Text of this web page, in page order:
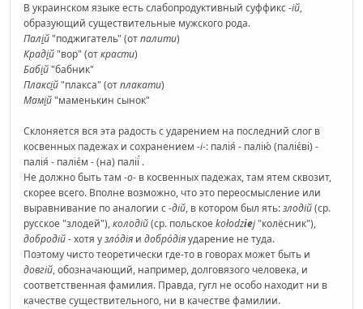
В украинском языке есть слабопродуктивный суффикс-ій,
образующий существительные мужского рода.
Палій"поджигатель" (отпалити)
Крадій"вор" (открасти)
Бабій"бабник"
Плаксій"плакса" (отплакати)
Мамій"маменькин сынок"
Склоняется вся эта радость с ударением на последний слог в
косвенных падежах и сохранением -і-: палія́ - палію́ (паліє́ві) -
палія́ - паліє́м - (на) палії́ .
Не должно быть там -о- в косвенных падежах, там ятем сквозит,
скорее всего. Вполне возможно, что это переосмысление или
выравнивание по аналогии с-дій, в котором был ять:злодій(ср.
русское "злодей"),колодій(ср. польское kołodziej"колёсник"),
добродій- хотя узло́дія и добро́діяударение не туда.
Поэтому чисто теоретически где-то в говорах может быть и
довгій, обозначающий, например, долговязого человека, и
соответственная фамилия. Правда, гугл не особо находит ни в
качестве существительного, ни в качестве фамилии.